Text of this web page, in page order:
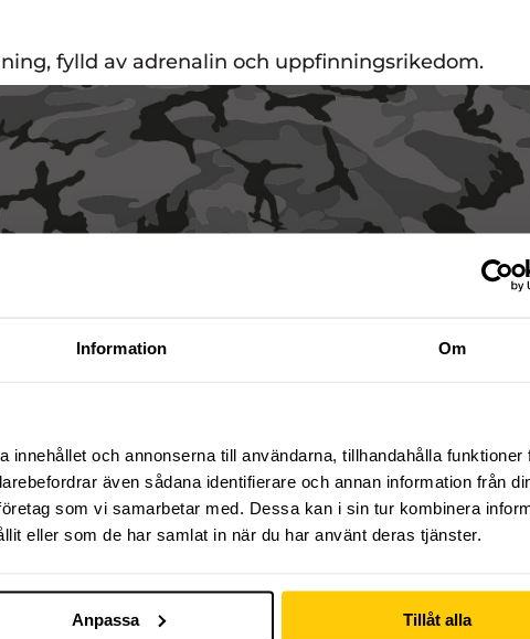
Information Om
innehållet och annonserna till användarna, tillhandahålla funktioner
även sådana identifierare och annan information från
som vi samarbetar med. Dessa kan i sin tur kombinera
eller som de har samlat in när du har använt deras tjänster.
Anpassa Tillåt alla
fylld av adrenalin och uppfinningsrikedom.